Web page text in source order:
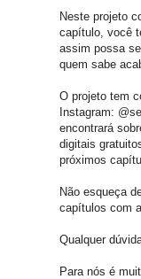
Neste projeto
capítulo, você
assim possa
quem sabe
O projeto tem
Instagram:
encontrará
digitais
próximos
Não esqueça
capítulos com
Qualquer
Para nós é